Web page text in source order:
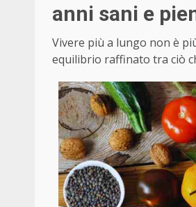
anni sani e
Vivere più a lungo non è
equilibrio raffinato tra ciò